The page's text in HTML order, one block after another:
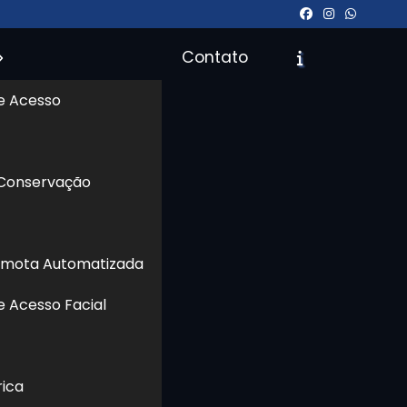
Acesso
Automatizada
Acesso Facial
Contato
-